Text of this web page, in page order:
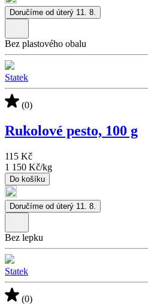
Doručíme od úterý 11. 8.
Bez plastového obalu
Statek
(0)
Rukolové pesto, 100 g
115 Kč
1 150 Kč/kg
Do košíku
Doručíme od úterý 11. 8.
Bez lepku
Statek
(0)